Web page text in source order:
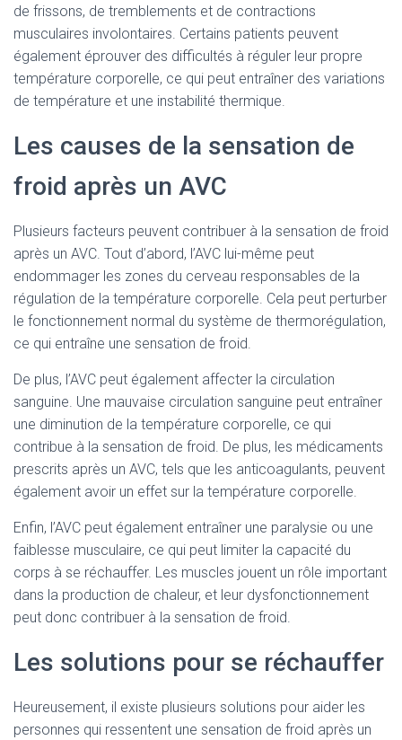
de frissons, de tremblements et de contractions
musculaires involontaires. Certains patients peuvent
également éprouver des difficultés à réguler leur propre
température corporelle, ce qui peut entraîner des variations
de température et une instabilité thermique.
Les causes de la sensation de
froid après un AVC
Plusieurs facteurs peuvent contribuer à la sensation de froid
après un AVC. Tout d’abord, l’AVC lui-même peut
endommager les zones du cerveau responsables de la
régulation de la température corporelle. Cela peut perturber
le fonctionnement normal du système de thermorégulation,
ce qui entraîne une sensation de froid.
De plus, l’AVC peut également affecter la circulation
sanguine. Une mauvaise circulation sanguine peut entraîner
une diminution de la température corporelle, ce qui
contribue à la sensation de froid. De plus, les médicaments
prescrits après un AVC, tels que les anticoagulants, peuvent
également avoir un effet sur la température corporelle.
Enfin, l’AVC peut également entraîner une paralysie ou une
faiblesse musculaire, ce qui peut limiter la capacité du
corps à se réchauffer. Les muscles jouent un rôle important
dans la production de chaleur, et leur dysfonctionnement
peut donc contribuer à la sensation de froid.
Les solutions pour se réchauffer
Heureusement, il existe plusieurs solutions pour aider les
personnes qui ressentent une sensation de froid après un